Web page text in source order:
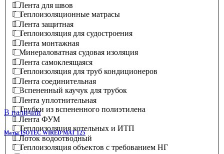
Теплоизоляционные матрасы
Теплоизоляция для судостроения
Минераловатная судовая изоляция
Теплоизоляция для труб кондиционеров
Вспененный каучук для трубок
Трубки из вспененного полиэтилена
Теплоизоляция котельных и ИТП
Теплоизоляция объектов с требованием НГ
Лента для швов
Лента защитная
Лента монтажная
Лента самоклеящаяся
Лента соединительная
Лента уплотнительная
Лента ФУМ
Лоток водоотводный
В наличии
Маты ISOTEC WIRED MAT 125